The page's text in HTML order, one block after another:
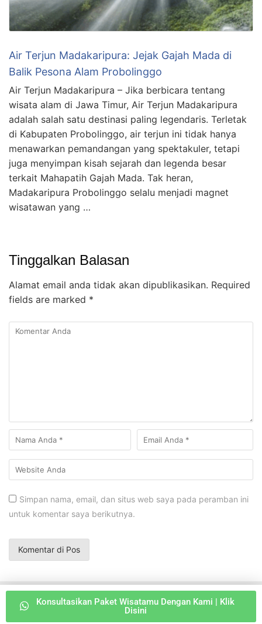
Konsultasikan Paket Wisatamu Dengan Kami | Klik
Disini
Air Terjun Madakaripura: Jejak Gajah Mada di
Balik Pesona Alam Probolinggo
Air Terjun Madakaripura – Jika berbicara tentang
wisata alam di Jawa Timur, Air Terjun Madakaripura
adalah salah satu destinasi paling legendaris. Terletak
di Kabupaten Probolinggo, air terjun ini tidak hanya
menawarkan pemandangan yang spektakuler, tetapi
juga menyimpan kisah sejarah dan legenda besar
terkait Mahapatih Gajah Mada. Tak heran,
Madakaripura Probolinggo selalu menjadi magnet
wisatawan yang …
Tinggalkan Balasan
Alamat email anda tidak akan dipublikasikan. Required
fields are marked *
Simpan nama, email, dan situs web saya pada peramban ini
untuk komentar saya berikutnya.
Copyright © 2026 JELAJAHNESIA.ID